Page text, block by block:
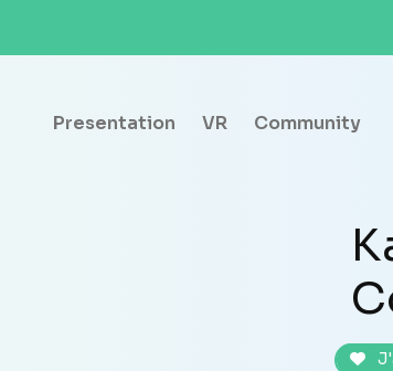
Presentation VR Community